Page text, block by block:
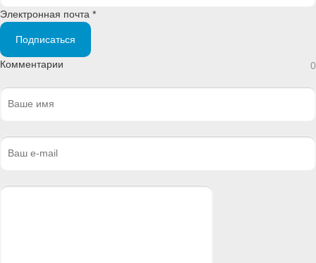
Электронная почта *
Подписаться
Комментарии 0